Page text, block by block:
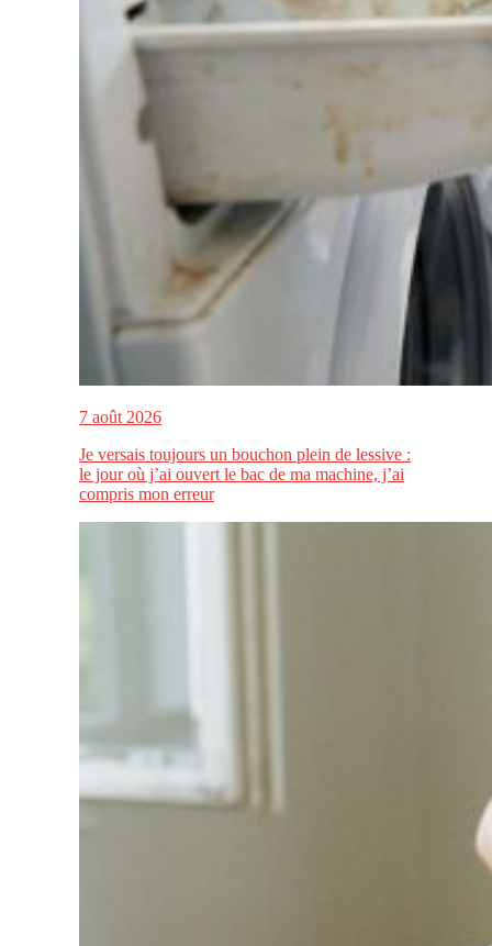
7 août 2026
Je versais toujours un bouchon plein de lessive :
le jour où j’ai ouvert le bac de ma machine, j’ai
compris mon erreur